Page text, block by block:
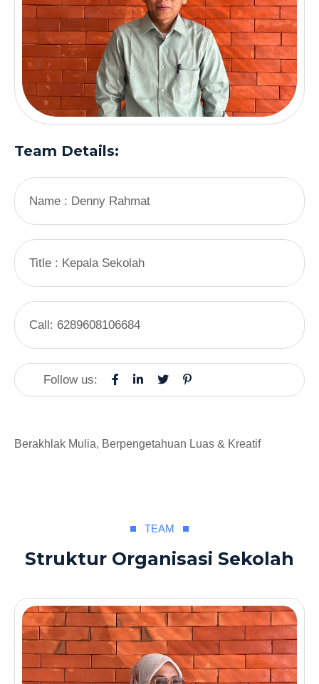
Team Details:
Name : Denny Rahmat
Title : Kepala Sekolah
Call: 6289608106684
Follow us:
Berakhlak Mulia, Berpengetahuan Luas & Kreatif
TEAM
Struktur Organisasi Sekolah